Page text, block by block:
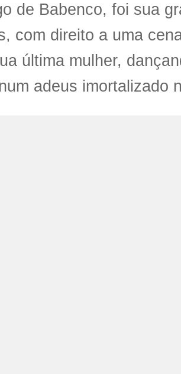
de Babenco, foi sua
com direito a uma
última mulher,
adeus imortalizado